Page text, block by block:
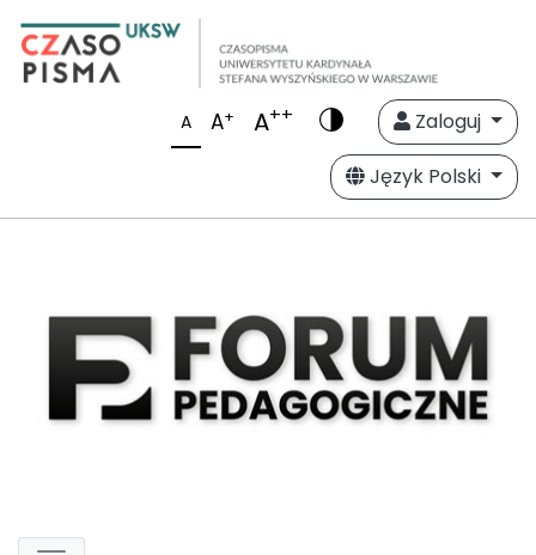
A A+ A++
Zaloguj
Język Polski